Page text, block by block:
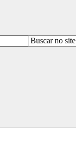
BuscarBuscar no site
Buscar